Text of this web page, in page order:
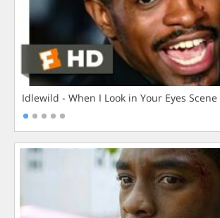
Idlewild - When I Look in Your Eyes Scene